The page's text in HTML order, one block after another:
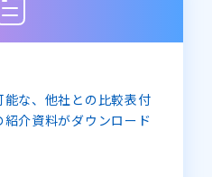
な、他社との比較表付
介資料がダウンロード